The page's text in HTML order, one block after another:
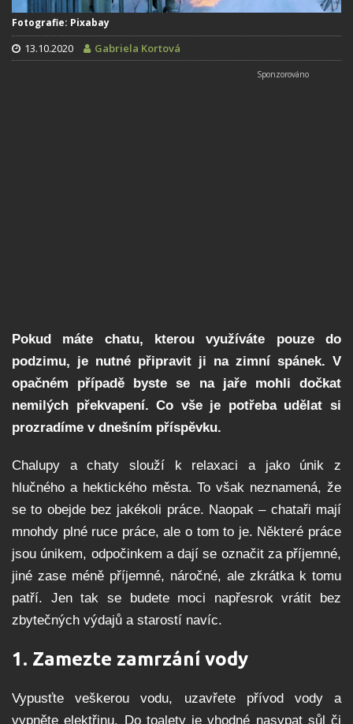
Fotografie: Pixabay
13.10.2020 Gabriela Kortová
Pokud máte chatu, kterou využíváte pouze do
podzimu, je nutné připravit ji na zimní spánek. V
opačném případě byste se na jaře mohli dočkat
nemilých překvapení. Co vše je potřeba udělat si
prozradíme v dnešním příspěvku.
Chalupy a chaty slouží k relaxaci a jako únik z
hlučného a hektického města. To však neznamená, že
se to obejde bez jakékoli práce. Naopak – chataři mají
mnohdy plné ruce práce, ale o tom to je. Některé práce
jsou únikem, odpočinkem a dají se označit za příjemné,
jiné zase méně příjemné, náročné, ale zkrátka k tomu
patří. Jen tak se budete moci napřesrok vrátit bez
zbytečných výdajů a starostí navíc.
1. Zamezte zamrzání vody
Vypusťte veškerou vodu, uzavřete přívod vody a
vypněte elektřinu. Do toalety je vhodné nasypat sůl či